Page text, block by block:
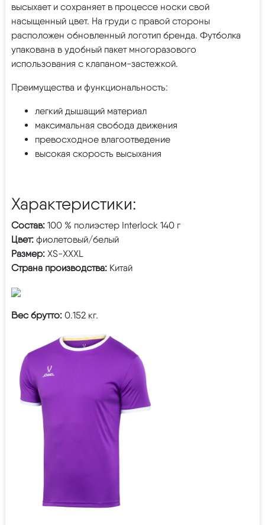
высыхает и сохраняет в процессе носки свой
насыщенный цвет. На груди с правой стороны
расположен обновленный логотип бренда. Футболка
упакована в удобный пакет многоразового
использования с клапаном-застежкой.
Преимущества и функциональность:
легкий дышащий материал
максимальная свобода движения
превосходное влагоотведение
высокая скорость высыхания
Характеристики:
Состав: 100 % полиэстер Interlock 140 г
Цвет: фиолетовый/белый
Размер: XS-XXXL
Страна производства: Китай
Вес брутто: 0.152 кг.